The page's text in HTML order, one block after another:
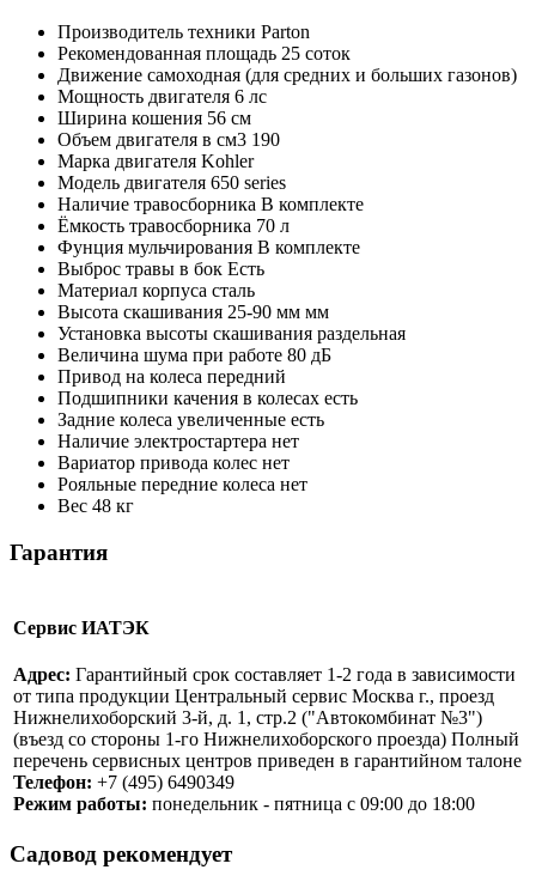
Производитель техники Parton
Рекомендованная площадь 25 соток
Движение самоходная (для средних и больших газонов)
Мощность двигателя 6 лс
Ширина кошения 56 см
Объем двигателя в см3 190
Марка двигателя Kohler
Модель двигателя 650 series
Наличие травосборника В комплекте
Ёмкость травосборника 70 л
Фунция мульчирования В комплекте
Выброс травы в бок Есть
Материал корпуса сталь
Высота скашивания 25-90 мм мм
Установка высоты скашивания раздельная
Величина шума при работе 80 дБ
Привод на колеса передний
Подшипники качения в колесах есть
Задние колеса увеличенные есть
Наличие электростартера нет
Вариатор привода колес нет
Рояльные передние колеса нет
Вес 48 кг
Гарантия
Сервис ИАТЭК
Адрес: Гарантийный срок составляет 1-2 года в зависимости
от типа продукции Центральный сервис Москва г., проезд
Нижнелихоборский 3-й, д. 1, стр.2 ("Автокомбинат №3")
(въезд со стороны 1-го Нижнелихоборского проезда) Полный
перечень сервисных центров приведен в гарантийном талоне
Телефон: +7 (495) 6490349
Режим работы: понедельник - пятница с 09:00 до 18:00
Садовод рекомендует